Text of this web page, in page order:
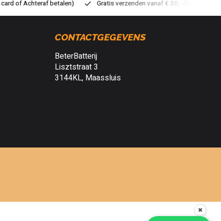
verzenden vanaf € 30,- (NL) Verzendkosten € 2,95 (NL)
CONTACTGEGEVENS
BeterBatterij
Lisztstraat 3
3144KL, Maassluis
✖